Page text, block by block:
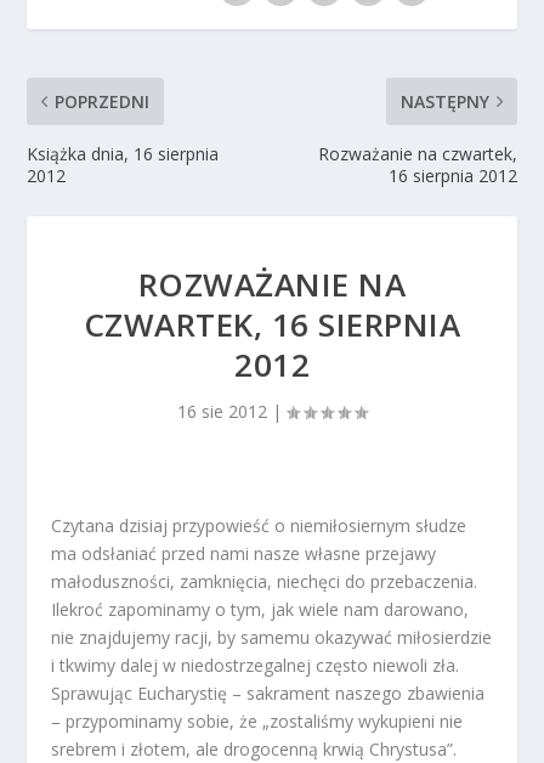
POPRZEDNI
Książka dnia, 16 sierpnia
2012
NASTĘPNY
Rozważanie na czwartek,
16 sierpnia 2012
ROZWAŻANIE NA
CZWARTEK, 16 SIERPNIA
2012
16 sie 2012 |
Czytana dzisiaj przypowieść o niemiłosiernym słudze
ma odsłaniać przed nami nasze własne przejawy
małoduszności, zamknięcia, niechęci do przebaczenia.
Ilekroć zapominamy o tym, jak wiele nam darowano,
nie znajdujemy racji, by samemu okazywać miłosierdzie
i tkwimy dalej w niedostrzegalnej często niewoli zła.
Sprawując Eucharystię – sakrament naszego zbawienia
– przypominamy sobie, że „zostaliśmy wykupieni nie
srebrem i złotem, ale drogocenną krwią Chrystusa”.